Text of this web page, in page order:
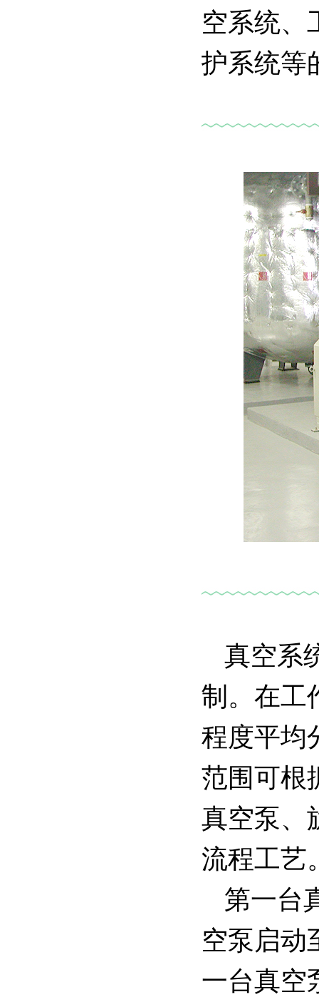
空系统、
护系统等
真空系
制。在工
程度平均
范围可根
真空泵、
流程工艺
第一台
空泵启动
一台真空